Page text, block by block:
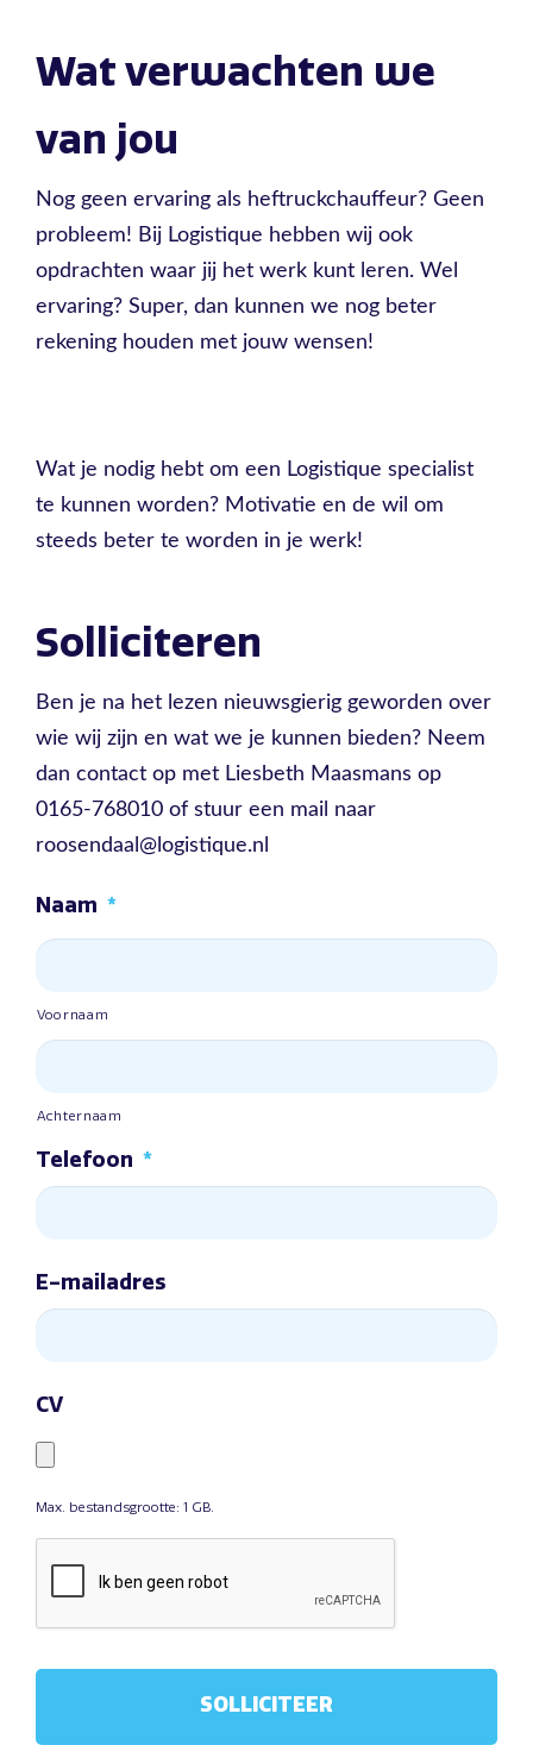
Wat verwachten we
van jou
Nog geen ervaring als heftruckchauffeur? Geen
probleem! Bij Logistique hebben wij ook
opdrachten waar jij het werk kunt leren. Wel
ervaring? Super, dan kunnen we nog beter
rekening houden met jouw wensen!
Wat je nodig hebt om een Logistique specialist
te kunnen worden? Motivatie en de wil om
steeds beter te worden in je werk!
Solliciteren
Ben je na het lezen nieuwsgierig geworden over
wie wij zijn en wat we je kunnen bieden? Neem
dan contact op met Liesbeth Maasmans op
0165-768010 of stuur een mail naar
roosendaal@logistique.nl
Naam *
Voornaam
Achternaam
Telefoon *
E-mailadres
CV
Max. bestandsgrootte: 1 GB.